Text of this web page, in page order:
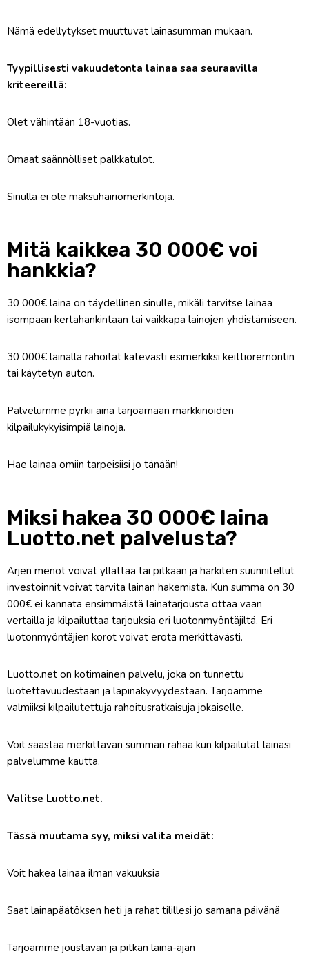
Nämä edellytykset muuttuvat lainasumman mukaan.
Tyypillisesti vakuudetonta lainaa saa seuraavilla
kriteereillä:
Olet vähintään 18-vuotias.
Omaat säännölliset palkkatulot.
Sinulla ei ole maksuhäiriömerkintöjä.
Mitä kaikkea 30 000€ voi
hankkia?
30 000€ laina on täydellinen sinulle, mikäli tarvitse lainaa
isompaan kertahankintaan tai vaikkapa lainojen yhdistämiseen.
30 000€ lainalla rahoitat kätevästi esimerkiksi keittiöremontin
tai käytetyn auton.
Palvelumme pyrkii aina tarjoamaan markkinoiden
kilpailukykyisimpiä lainoja.
Hae lainaa omiin tarpeisiisi jo tänään!
Miksi hakea 30 000€ laina
Luotto.net palvelusta?
Arjen menot voivat yllättää tai pitkään ja harkiten suunnitellut
investoinnit voivat tarvita lainan hakemista. Kun summa on 30
000€ ei kannata ensimmäistä lainatarjousta ottaa vaan
vertailla ja kilpailuttaa tarjouksia eri luotonmyöntäjiltä. Eri
luotonmyöntäjien korot voivat erota merkittävästi.
Luotto.net on kotimainen palvelu, joka on tunnettu
luotettavuudestaan ja läpinäkyvyydestään. Tarjoamme
valmiiksi kilpailutettuja rahoitusratkaisuja jokaiselle.
Voit säästää merkittävän summan rahaa kun kilpailutat lainasi
palvelumme kautta.
Valitse Luotto.net.
Tässä muutama syy, miksi valita meidät:
Voit hakea lainaa ilman vakuuksia
Saat lainapäätöksen heti ja rahat tilillesi jo samana päivänä
Tarjoamme joustavan ja pitkän laina-ajan